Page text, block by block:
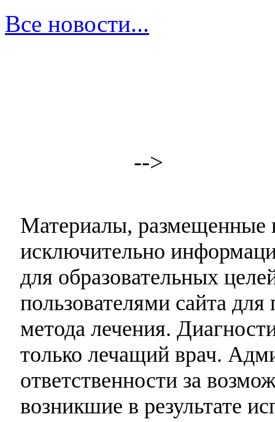
Все новости...
-->
Материалы, размещенные
исключительно
для образовательных
пользователями сайта
метода лечения.
только лечащий врач.
ответственности за
возникшие в результате